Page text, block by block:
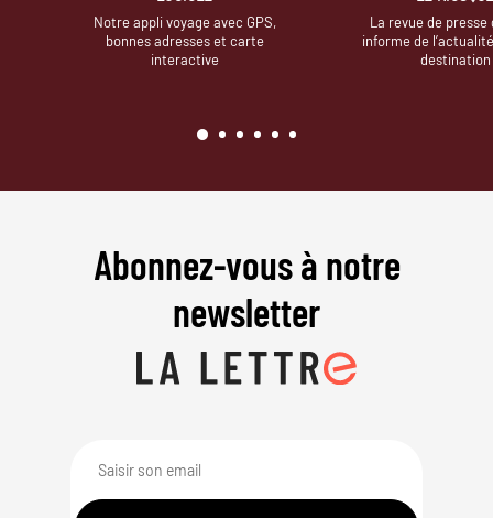
Notre appli voyage avec GPS,
bonnes adresses et carte
interactive
La revue de presse
informe de
destination
Abonnez-vous à notre
newsletter